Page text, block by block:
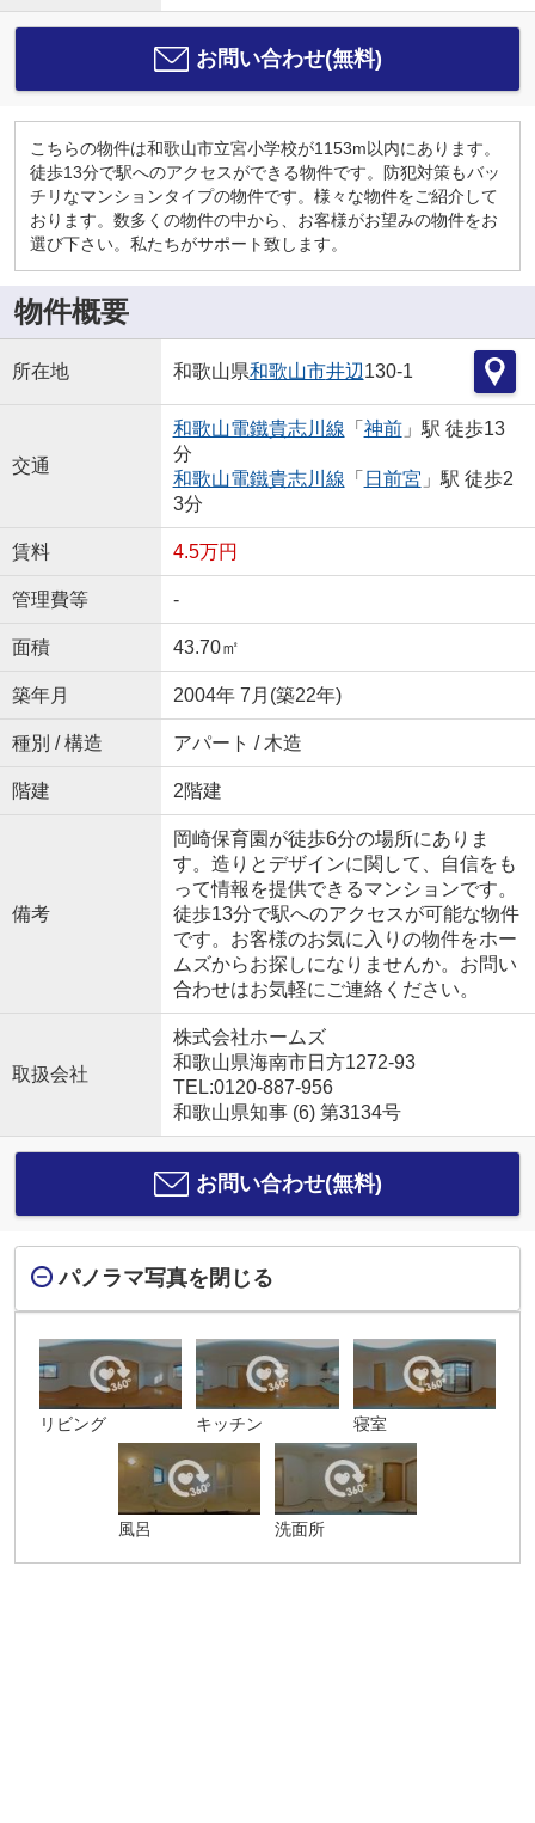
お問い合わせ(無料)
こちらの物件は和歌山市立宮小学校が1153m以内にあります。
徒歩13分で駅へのアクセスができる物件です。防犯対策もバッ
チリなマンションタイプの物件です。様々な物件をご紹介して
おります。数多くの物件の中から、お客様がお望みの物件をお
選び下さい。私たちがサポート致します。
物件概要
所在地 和歌山県和歌山市井辺 130-1
交通
和歌山電鐵貴志川線 「 神前」駅 徒歩13
分
和歌山電鐵貴志川線 「 日前宮 」駅 徒歩2
3分
賃料 4.5万円
管理費等 -
面積 43.70㎡
築年月 2004年 7月(築22年)
種別 / 構造 アパート / 木造
階建 2階建
備考
岡崎保育園が徒歩6分の場所にありま
す。造りとデザインに関して、自信をも
って情報を提供できるマンションです。
徒歩13分で駅へのアクセスが可能な物件
です。お客様のお気に入りの物件をホー
ムズからお探しになりませんか。お問い
合わせはお気軽にご連絡ください。
取扱会社
株式会社ホームズ
和歌山県海南市日方1272-93
TEL:0120-887-956
和歌山県知事 (6) 第3134号
お問い合わせ(無料)
パノラマ写真を閉じる
リビング キッチン 寝室
風呂 洗面所